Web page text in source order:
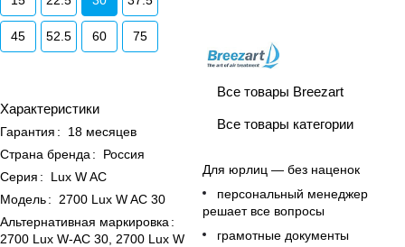
45 52.5 60 75
Характеристики
Гарантия :
18 месяцев
Страна бренда :
Россия
Серия :
Lux W AC
Модель:
2700 Lux W AC 30
Альтернативная маркировка :
2700 Lux W-AC 30, 2700 Lux W
Все товары Breezart
Все товары категории
Для юрлиц — без наценок
персональный менеджер
решает все вопросы
грамотные документы